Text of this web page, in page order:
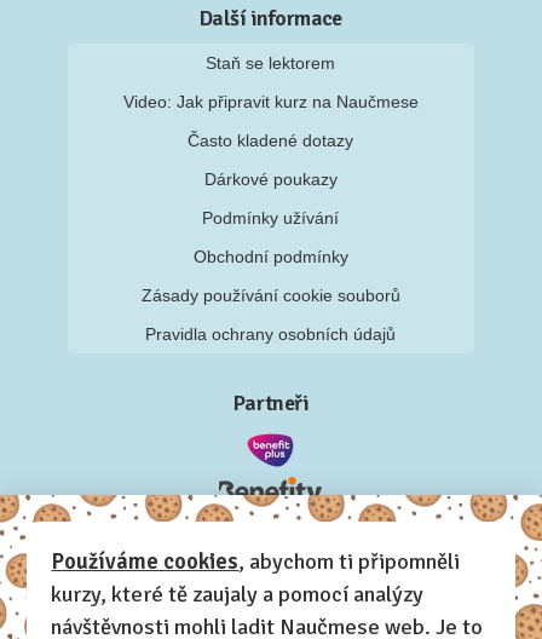
Další informace
Staň se lektorem
Video: Jak připravit kurz na Naučmese
Často kladené dotazy
Dárkové poukazy
Podmínky užívání
Obchodní podmínky
Zásady používání cookie souborů
Pravidla ochrany osobních údajů
Partneři
Používáme cookies, abychom ti připomněli
kurzy, které tě zaujaly a pomocí analýzy
návštěvnosti mohli ladit Naučmese web. Je to